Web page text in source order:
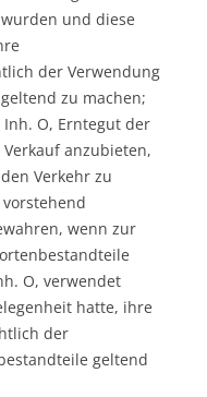
und diese
der Verwendung
zu machen;
O, Erntegut der
Verkauf anzubieten,
Verkehr zu
wenn zur
O, verwendet
hatte, ihre
der
geltend